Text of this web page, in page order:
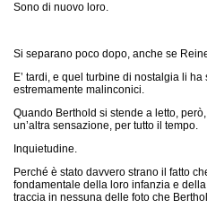
Sono di nuovo loro.
Si separano poco dopo, anche se
E’ tardi, e quel turbine di nostalgia li
estremamente malinconici.
Quando Berthold si stende a letto,
un’altra sensazione, per tutto il tempo.
Inquietudine.
Perché è stato davvero strano il fatto
fondamentale della loro infanzia e
traccia in nessuna delle foto che